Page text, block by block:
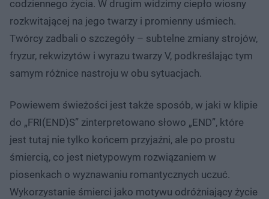
codziennego życia. W drugim widzimy ciepło wiosny
rozkwitającej na jego twarzy i promienny uśmiech.
Twórcy zadbali o szczegóły – subtelne zmiany strojów,
fryzur, rekwizytów i wyrazu twarzy V, podkreślając tym
samym różnice nastroju w obu sytuacjach.
Powiewem świeżości jest także sposób, w jaki w klipie
do „FRI(END)S” zinterpretowano słowo „END”, które
jest tutaj nie tylko końcem przyjaźni, ale po prostu
śmiercią, co jest nietypowym rozwiązaniem w
piosenkach o wyznawaniu romantycznych uczuć.
Wykorzystanie śmierci jako motywu odróżniający życie